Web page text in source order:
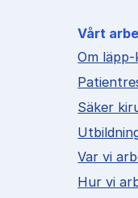
Vårt
Om
Säker
Var vi
Hur vi